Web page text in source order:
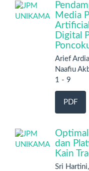
Media
Digital
Arief
Naafiu
1 - 9
PDF
dan
Kain
Sri